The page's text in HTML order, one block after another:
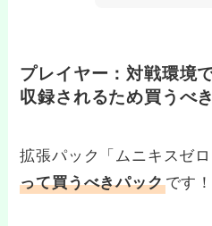
プレイヤー：対戦環境
収録されるため買うべき
拡張パック「ムニキスゼロ
って買うべきパックです！